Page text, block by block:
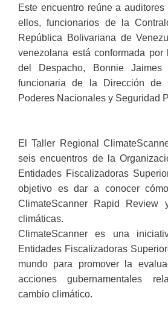
Este encuentro reúne a
ellos, funcionarios de la
República Bolivariana de
venezolana está conformada por
del Despacho, Bonnie Jaimes
funcionaria de la Dirección de
Poderes Nacionales y Seguridad
El Taller Regional
seis encuentros de la
Entidades Fiscalizadoras
objetivo es dar a conocer
ClimateScanner Rapid Review
climáticas.
ClimateScanner es una
Entidades Fiscalizadoras
mundo para promover la
acciones gubernamentales
cambio climático.